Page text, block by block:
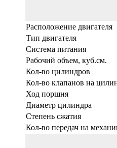
Расположение двигателя
Тип двигателя
Система питания
Рабочий объем, куб.см.
Кол-во цилиндров
Кол-во клапанов на
Ход поршня
Диаметр цилиндра
Степень сжатия
Кол-во передач на